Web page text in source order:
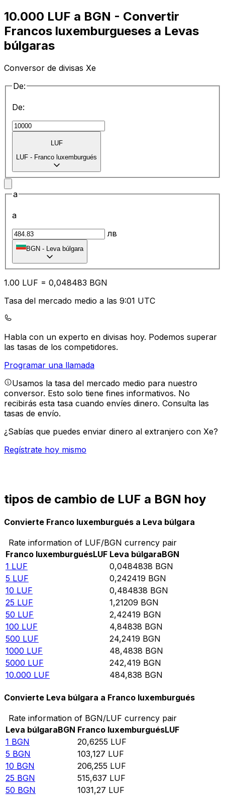
10.000 LUF a BGN - Convertir
Francos luxemburgueses a Levas
búlgaras
Conversor de divisas Xe
De:
De:
LUF
LUF - Franco luxemburgués
a
a
лв
BGN - Leva búlgara
1.00 LUF = 0,048483 BGN
Tasa del mercado medio a las 9:01 UTC
Habla con un experto en divisas hoy. Podemos superar
las tasas de los competidores.
Programar una llamada
Usamos la tasa del mercado medio para nuestro
conversor. Esto solo tiene fines informativos. No
recibirás esta tasa cuando envíes dinero. Consulta las
tasas de envío.
¿Sabías que puedes enviar dinero al extranjero con Xe?
Regístrate hoy mismo
tipos de cambio de LUF a BGN hoy
Convierte Franco luxemburgués a Leva búlgara
Rate information of LUF/BGN currency pair
Franco luxemburguésLUF Leva búlgaraBGN
1 LUF 0,0484838 BGN
5 LUF 0,242419 BGN
10 LUF 0,484838 BGN
25 LUF 1,21209 BGN
50 LUF 2,42419 BGN
100 LUF 4,84838 BGN
500 LUF 24,2419 BGN
1000 LUF 48,4838 BGN
5000 LUF 242,419 BGN
10.000 LUF 484,838 BGN
Convierte Leva búlgara a Franco luxemburgués
Rate information of BGN/LUF currency pair
Leva búlgaraBGN Franco luxemburguésLUF
1 BGN 20,6255 LUF
5 BGN 103,127 LUF
10 BGN 206,255 LUF
25 BGN 515,637 LUF
50 BGN 1031,27 LUF